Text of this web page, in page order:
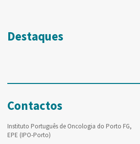
Destaques
Contactos
Instituto Português de Oncologia do Porto FG,
EPE (IPO-Porto)